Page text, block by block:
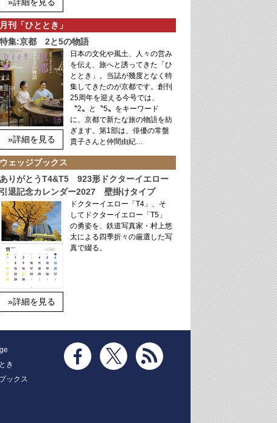
月刊「ひととき」
特集:京都 2と5の物語
»詳細を見る
日本の文化や風土、人々の営み
を伝え、旅へと誘ってきた「ひ
ととき」。当誌が幾度となく特
集してきたのが京都です。創刊
25周年を迎える今号では、
〝2〟と〝5〟をキーワード
に、京都で新たな旅の物語を紡
ぎます。第1部は、俳優の常盤
貴子さんと仲間由紀…
ウェッジブックス
ありがとうT4&T5 923形ドクターイエロー
引退記念カレンダー2027 壁掛けタイプ
»詳細を見る
ドクターイエロー「T4」、そ
してドクターイエロー「T5」
の勇姿を、鉄道写真家・村上悠
太による四季折々の厳選した写
真で綴る。
き
ックス